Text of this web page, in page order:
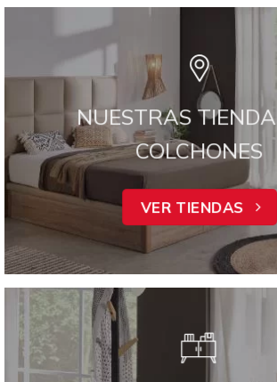
NUESTRAS
COLCHONES
VER TIENDAS